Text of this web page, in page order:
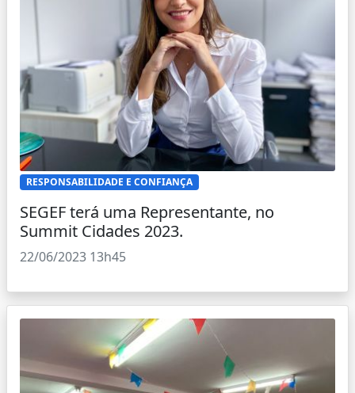
RESPONSABILIDADE E CONFIANÇA
SEGEF terá uma Representante, no
Summit Cidades 2023.
22/06/2023 13h45